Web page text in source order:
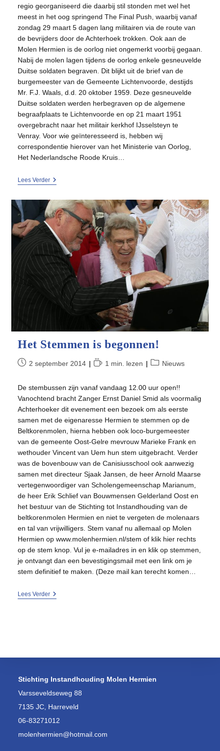
regio georganiseerd die daarbij stil stonden met wel het
meest in het oog springend The Final Push, waarbij vanaf
zondag 29 maart 5 dagen lang militairen via de route van
de bevrijders door de Achterhoek trokken. Ook aan de
Molen Hermien is de oorlog niet ongemerkt voorbij gegaan.
Nabij de molen lagen tijdens de oorlog enkele gesneuvelde
Duitse soldaten begraven. Dit blijkt uit de brief van de
burgemeester van de Gemeente Lichtenvoorde, destijds
Mr. F.J. Waals, d.d. 20 oktober 1959. Deze gesneuvelde
Duitse soldaten werden herbegraven op de algemene
begraafplaats te Lichtenvoorde en op 21 maart 1951
overgebracht naar het militair kerkhof IJsselsteyn te
Venray. Voor wie geïnteresseerd is, hebben wij
correspondentie hierover van het Ministerie van Oorlog,
Het Nederlandsche Roode Kruis…
Lees VerderOorlogsgraven
Het Stemmen is begonnen!
Bericht2 september 2014 Leestijd:1 min. lezen Berichtcategorie:
Nieuws
De stembussen zijn vanaf vandaag 12.00 uur open!!
Vanochtend bracht Zanger Ernst Daniel Smid als voormalig
Achterhoeker dit evenement een bezoek om als eerste
samen met de eigenaresse Hermien te stemmen op de
Beltkorenmolen, hierna hebben ook loco-burgemeester
van de gemeente Oost-Gelre mevrouw Marieke Frank en
wethouder Vincent van Uem hun stem uitgebracht. Verder
was de bovenbouw van de Canisiusschool ook aanwezig
samen met directeur Sjaak Jansen, de heer Arnold Maarse
vertegenwoordiger van Scholengemeenschap Marianum,
de heer Erik Schlief van Bouwmensen Gelderland Oost en
het bestuur van de Stichting tot Instandhouding van de
beltkorenmolen Hermien en niet te vergeten de molenaars
en tal van vrijwilligers. Stem vanaf nu allemaal op Molen
Hermien op www.molenhermien.nl/stem of klik hier rechts
op de stem knop. Vul je e-mailadres in en klik op stemmen,
je ontvangt dan een bevestigingsmail met een link om je
stem definitief te maken. (Deze mail kan terecht komen…
Lees VerderHet
Stichting Instandhouding Molen Hermien
Varsseveldseweg 88
7135 JC, Harreveld
06-83271012
molenhermien@hotmail.com